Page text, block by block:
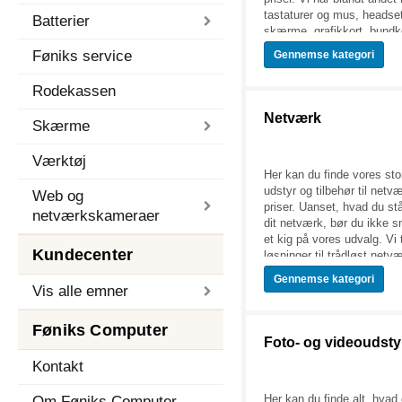
Batterier
Føniks service
Rodekassen
Skærme
Værktøj
Web og
netværkskameraer
Kundecenter
Vis alle emner
Føniks Computer
Kontakt
tastaturer og mus,
skærme, grafikkort,
og hvad du ellers står og
hardware og udstyr til din
produkter der kan vække
Toshiba, Dell og mange
vores sortiment lige her
Gennemsekategori
Netværk
Her kan du finde vores
udstyr og tilbehør til
priser. Uanset, hvad du
dit netværk, bør du ikke
et kig på vores udvalg. Vi
løsninger til trådløst
bridges og meget mere. Vi
udstyr fra en lang række af
produktkvalitet, når du
nærmere på det brede
Gennemsekategori
Foto- og
Her kan du finde alt, hvad